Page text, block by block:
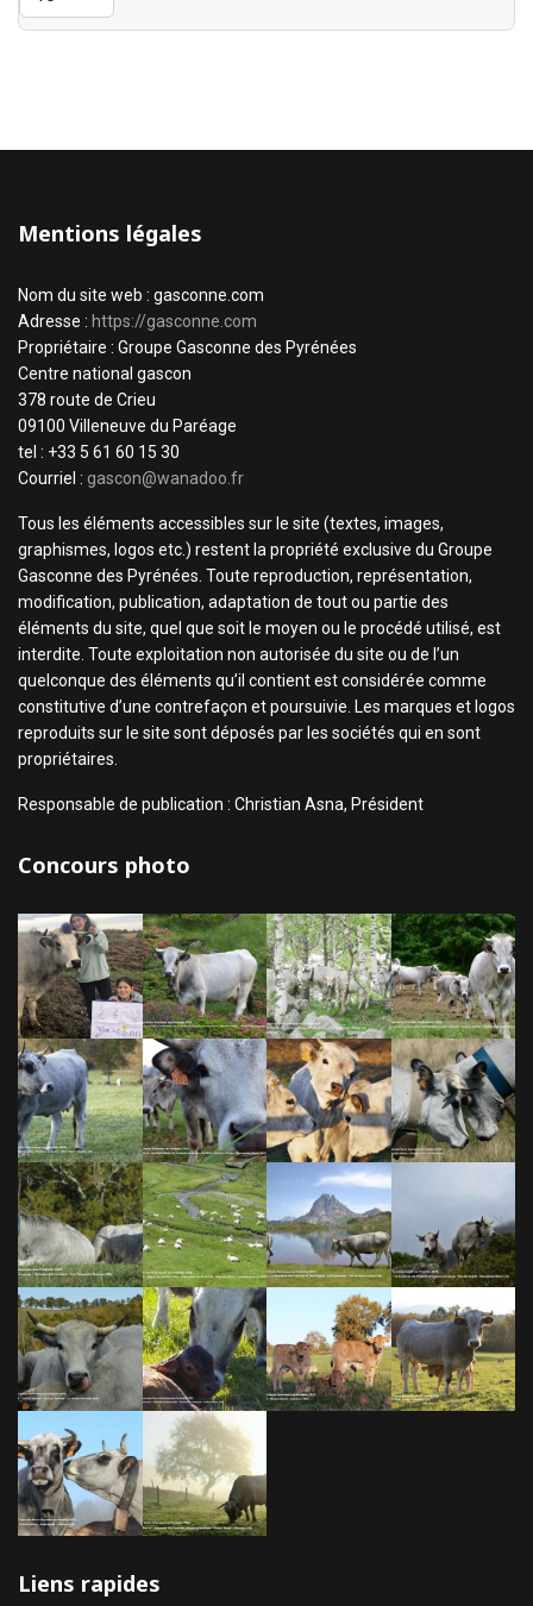
Mentions légales
Nom du site web : gasconne.com
Adresse : https://gasconne.com
Propriétaire : Groupe Gasconne des Pyrénées
Centre national gascon
378 route de Crieu
09100 Villeneuve du Paréage
tel : +33 5 61 60 15 30
Courriel : gascon@wanadoo.fr
Tous les éléments accessibles sur le site (textes, images,
graphismes, logos etc.) restent la propriété exclusive du Groupe
Gasconne des Pyrénées. Toute reproduction, représentation,
modification, publication, adaptation de tout ou partie des
éléments du site, quel que soit le moyen ou le procédé utilisé, est
interdite. Toute exploitation non autorisée du site ou de l’un
quelconque des éléments qu’il contient est considérée comme
constitutive d’une contrefaçon et poursuivie. Les marques et logos
reproduits sur le site sont déposés par les sociétés qui en sont
propriétaires.
Responsable de publication : Christian Asna, Président
Concours photo
Liens rapides